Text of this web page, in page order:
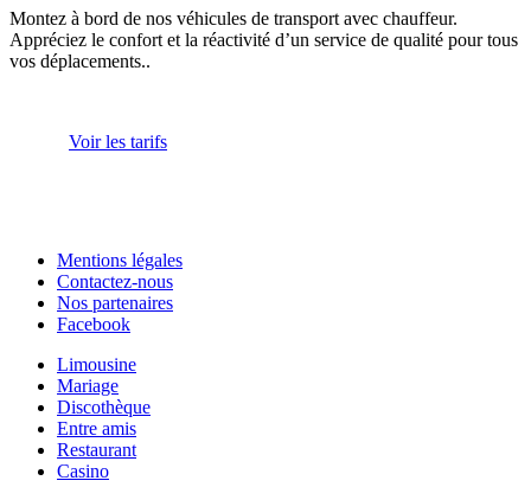
Montez à bord de nos véhicules de transport avec chauffeur.
Appréciez le confort et la réactivité d’un service de qualité pour tous
vos déplacements..
Voir les tarifs
Mentions légales
Contactez-nous
Nos partenaires
Facebook
Limousine
Mariage
Discothèque
Entre amis
Restaurant
Casino